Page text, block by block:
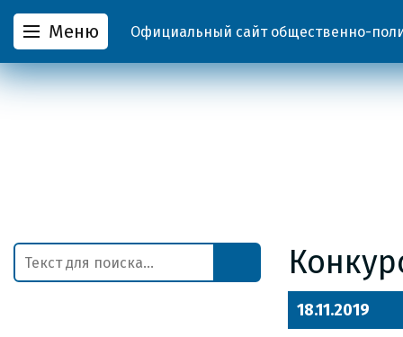
Меню Официальный сайт общественно-
18.11.2019